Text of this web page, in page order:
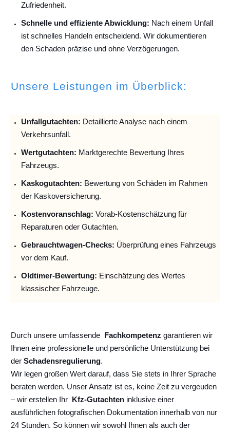
Zufriedenheit.
Schnelle und effiziente Abwicklung: Nach einem Unfall
ist schnelles Handeln entscheidend. Wir dokumentieren
den Schaden präzise und ohne Verzögerungen.
Unsere Leistungen im Überblick:
Unfallgutachten: Detaillierte Analyse nach einem
Verkehrsunfall.
Wertgutachten: Marktgerechte Bewertung Ihres
Fahrzeugs.
Kaskogutachten: Bewertung von Schäden im Rahmen
der Kaskoversicherung.
Kostenvoranschlag: Vorab-Kostenschätzung für
Reparaturen oder Gutachten.
Gebrauchtwagen-Checks: Überprüfung eines Fahrzeugs
vor dem Kauf.
Oldtimer-Bewertung: Einschätzung des Wertes
klassischer Fahrzeuge.
Durch unsere umfassende Fachkompetenz garantieren wir
Ihnen eine professionelle und persönliche Unterstützung bei
der Schadensregulierung.
Wir legen großen Wert darauf, dass Sie stets in Ihrer Sprache
beraten werden. Unser Ansatz ist es, keine Zeit zu vergeuden
– wir erstellen Ihr Kfz-Gutachten inklusive einer
ausführlichen fotografischen Dokumentation innerhalb von nur
24 Stunden. So können wir sowohl Ihnen als auch der